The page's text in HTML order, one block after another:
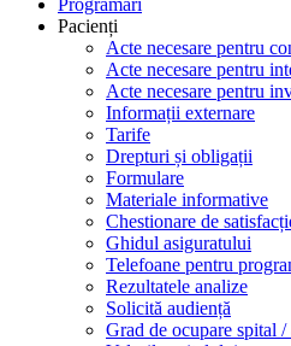
Programari
Pacienți
Acte necesare pentru
Acte necesare pentru
Acte necesare pentru
Informații externare
Tarife
Drepturi și obligații
Formulare
Materiale informative
Chestionare de
Ghidul asiguratului
Telefoane pentru
Rezultatele analize
Solicită audiență
Grad de ocupare spital